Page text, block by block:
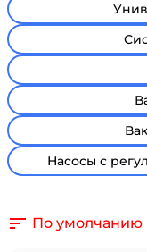
Насосы с
По умолчанию